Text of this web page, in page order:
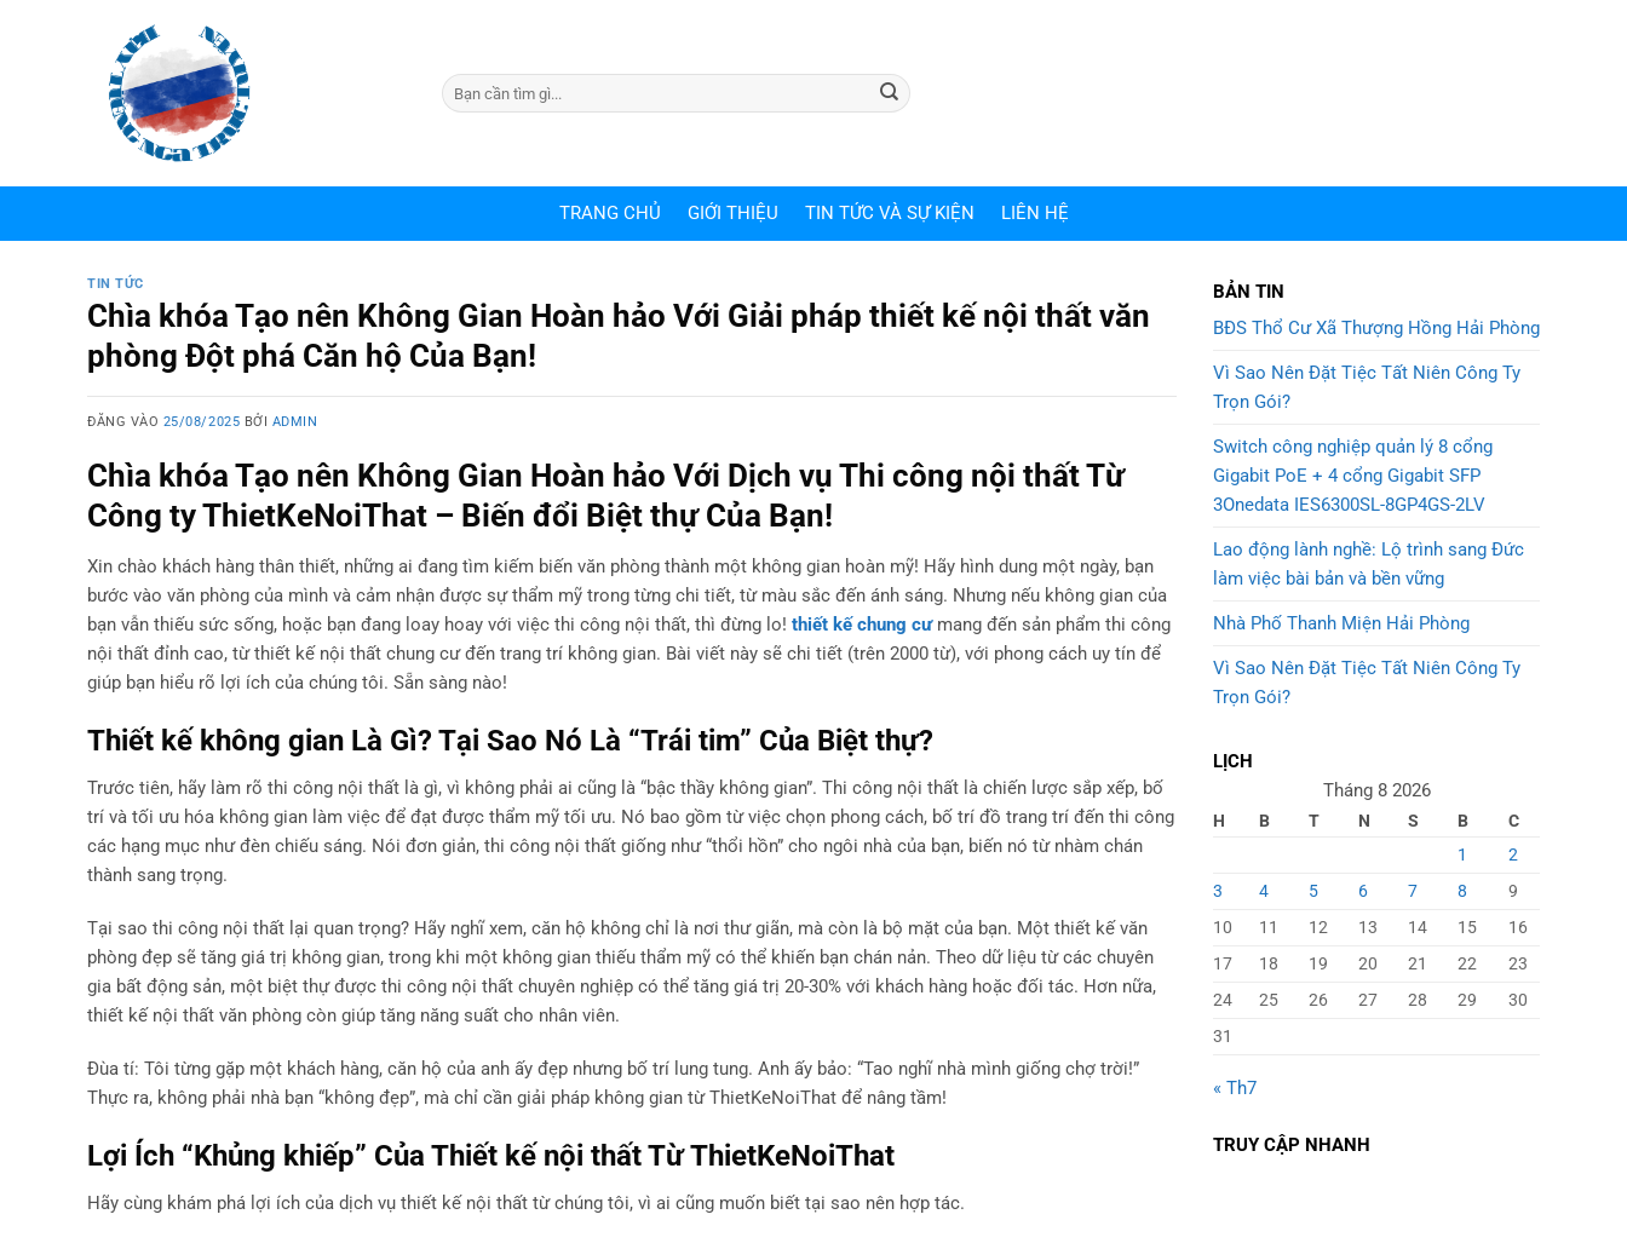
TRANG CHỦ GIỚI THIỆU TIN TỨC VÀ SỰ KIỆN LIÊN HỆ
TIN TỨC
Chìa khóa Tạo nên Không Gian Hoàn hảo Với Giải pháp thiết kế nội thất văn
phòng Đột phá Căn hộ Của Bạn!
ĐĂNG VÀO 25/08/2025 BỞI ADMIN
Chìa khóa Tạo nên Không Gian Hoàn hảo Với Dịch vụ Thi công nội thất Từ
Công ty ThietKeNoiThat – Biến đổi Biệt thự Của Bạn!
Xin chào khách hàng thân thiết, những ai đang tìm kiếm biến văn phòng thành một không gian hoàn mỹ! Hãy hình dung một ngày, bạn
bước vào văn phòng của mình và cảm nhận được sự thẩm mỹ trong từng chi tiết, từ màu sắc đến ánh sáng. Nhưng nếu không gian của
bạn vẫn thiếu sức sống, hoặc bạn đang loay hoay với việc thi công nội thất, thì đừng lo! thiết kế chung cư mang đến sản phẩm thi công
nội thất đỉnh cao, từ thiết kế nội thất chung cư đến trang trí không gian. Bài viết này sẽ chi tiết (trên 2000 từ), với phong cách uy tín để
giúp bạn hiểu rõ lợi ích của chúng tôi. Sẵn sàng nào!
Thiết kế không gian Là Gì? Tại Sao Nó Là “Trái tim” Của Biệt thự?
Trước tiên, hãy làm rõ thi công nội thất là gì, vì không phải ai cũng là “bậc thầy không gian”. Thi công nội thất là chiến lược sắp xếp, bố
trí và tối ưu hóa không gian làm việc để đạt được thẩm mỹ tối ưu. Nó bao gồm từ việc chọn phong cách, bố trí đồ trang trí đến thi công
các hạng mục như đèn chiếu sáng. Nói đơn giản, thi công nội thất giống như “thổi hồn” cho ngôi nhà của bạn, biến nó từ nhàm chán
thành sang trọng.
Tại sao thi công nội thất lại quan trọng? Hãy nghĩ xem, căn hộ không chỉ là nơi thư giãn, mà còn là bộ mặt của bạn. Một thiết kế văn
phòng đẹp sẽ tăng giá trị không gian, trong khi một không gian thiếu thẩm mỹ có thể khiến bạn chán nản. Theo dữ liệu từ các chuyên
gia bất động sản, một biệt thự được thi công nội thất chuyên nghiệp có thể tăng giá trị 20-30% với khách hàng hoặc đối tác. Hơn nữa,
thiết kế nội thất văn phòng còn giúp tăng năng suất cho nhân viên.
Đùa tí: Tôi từng gặp một khách hàng, căn hộ của anh ấy đẹp nhưng bố trí lung tung. Anh ấy bảo: “Tao nghĩ nhà mình giống chợ trời!”
Thực ra, không phải nhà bạn “không đẹp”, mà chỉ cần giải pháp không gian từ ThietKeNoiThat để nâng tầm!
Lợi Ích “Khủng khiếp” Của Thiết kế nội thất Từ ThietKeNoiThat
Hãy cùng khám phá lợi ích của dịch vụ thiết kế nội thất từ chúng tôi, vì ai cũng muốn biết tại sao nên hợp tác.
BẢN TIN
BĐS Thổ Cư Xã Thượng Hồng Hải Phòng
Vì Sao Nên Đặt Tiệc Tất Niên Công Ty
Trọn Gói?
Switch công nghiệp quản lý 8 cổng
Gigabit PoE + 4 cổng Gigabit SFP
3Onedata IES6300SL-8GP4GS-2LV
Lao động lành nghề: Lộ trình sang Đức
làm việc bài bản và bền vững
Nhà Phố Thanh Miện Hải Phòng
Vì Sao Nên Đặt Tiệc Tất Niên Công Ty
Trọn Gói?
LỊCH
Tháng 8 2026
H B T N S B
C
1
2
3
4 5 6 7 8
9
10
11 12 13 14 15
16
17
18 19 20 21 22
23
24
25 26 27 28 29
30
31
« Th7
TRUY CẬP NHANH